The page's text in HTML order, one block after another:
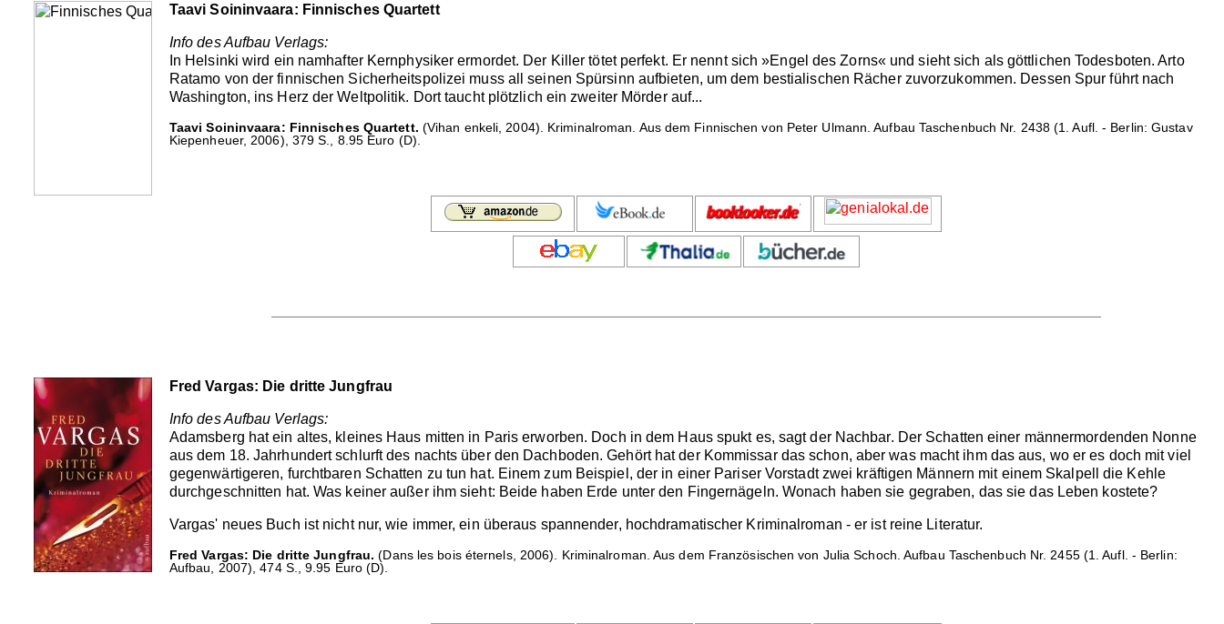
Taavi Soininvaara: Finnisches Quartett
Info des Aufbau Verlags:
In Helsinki wird ein namhafter Kernphysiker ermordet. Der Killer tötet perfekt. Er nennt sich »Engel des Zorns« und sieht sich als göttlichen Todesboten. Arto
Ratamo von der finnischen Sicherheitspolizei muss all seinen Spürsinn aufbieten, um dem bestialischen Rächer zuvorzukommen. Dessen Spur führt nach
Washington, ins Herz der Weltpolitik. Dort taucht plötzlich ein zweiter Mörder auf...
Taavi Soininvaara: Finnisches Quartett. (Vihan enkeli, 2004). Kriminalroman. Aus dem Finnischen von Peter Ulmann. Aufbau Taschenbuch Nr. 2438 (1. Aufl. - Berlin: Gustav
Kiepenheuer, 2006), 379 S., 8.95 Euro (D).
Fred Vargas: Die dritte Jungfrau
Info des Aufbau Verlags:
Adamsberg hat ein altes, kleines Haus mitten in Paris erworben. Doch in dem Haus spukt es, sagt der Nachbar. Der Schatten einer männermordenden Nonne
aus dem 18. Jahrhundert schlurft des nachts über den Dachboden. Gehört hat der Kommissar das schon, aber was macht ihm das aus, wo er es doch mit viel
gegenwärtigeren, furchtbaren Schatten zu tun hat. Einem zum Beispiel, der in einer Pariser Vorstadt zwei kräftigen Männern mit einem Skalpell die Kehle
durchgeschnitten hat. Was keiner außer ihm sieht: Beide haben Erde unter den Fingernägeln. Wonach haben sie gegraben, das sie das Leben kostete?
Vargas' neues Buch ist nicht nur, wie immer, ein überaus spannender, hochdramatischer Kriminalroman - er ist reine Literatur.
Fred Vargas: Die dritte Jungfrau. (Dans les bois éternels, 2006). Kriminalroman. Aus dem Französischen von Julia Schoch. Aufbau Taschenbuch Nr. 2455 (1. Aufl. - Berlin:
Aufbau, 2007), 474 S., 9.95 Euro (D).